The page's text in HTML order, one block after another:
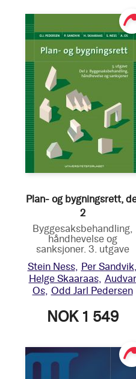
Plan- og bygningsrett,
2
Byggesaksbehandling,
håndhevelse og
sanksjoner. 3. utgave
Stein Ness Per Sandvik
Helge Skaaraas Audvar
Os Odd Jarl Pedersen
NOK 1 549